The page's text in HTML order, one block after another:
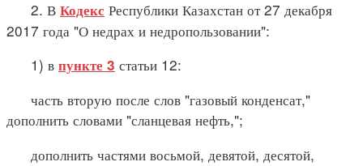
2. В Кодекс Республики Казахстан от 27 декабря
2017 года "О недрах и недропользовании":
1) в пункте 3 статьи 12:
часть вторую после слов "газовый конденсат,"
дополнить словами "сланцевая нефть,";
дополнить частями восьмой, девятой, десятой,